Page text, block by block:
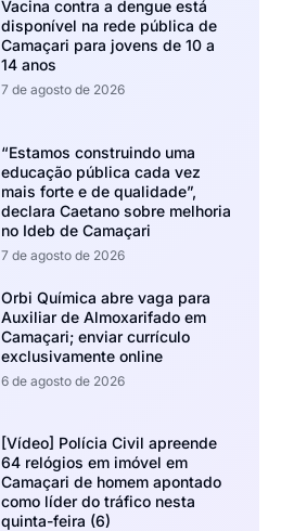
Vacina contra a dengue está
disponível na rede pública de
Camaçari para jovens de 10 a
14 anos
7 de agosto de 2026
“Estamos construindo uma
educação pública cada vez
mais forte e de qualidade”,
declara Caetano sobre melhoria
no Ideb de Camaçari
7 de agosto de 2026
Orbi Química abre vaga para
Auxiliar de Almoxarifado em
Camaçari; enviar currículo
exclusivamente online
6 de agosto de 2026
[Vídeo] Polícia Civil apreende
64 relógios em imóvel em
Camaçari de homem apontado
como líder do tráfico nesta
quinta-feira (6)